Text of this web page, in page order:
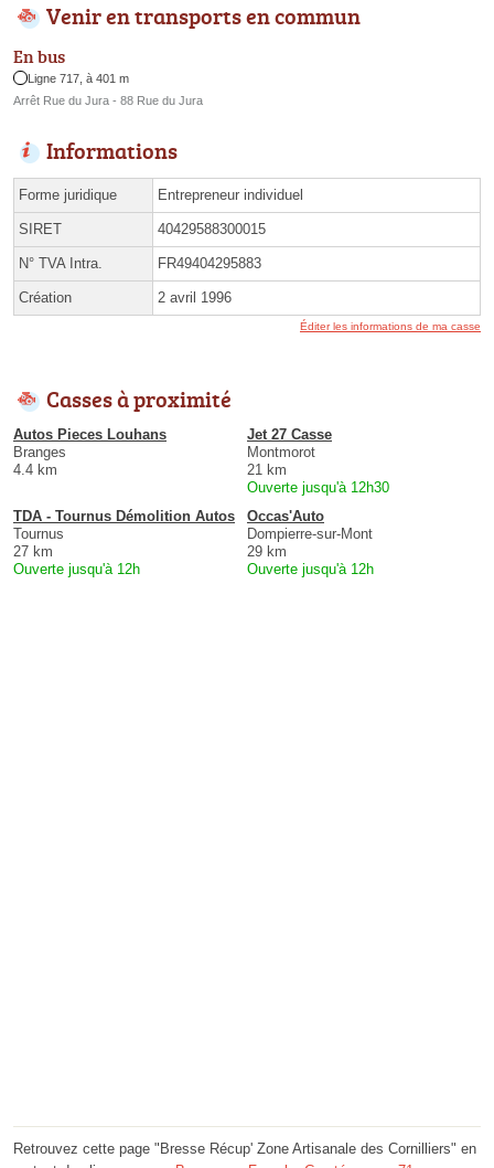
Venir en transports en commun
En bus
Ligne 717, à 401 m
Arrêt Rue du Jura - 88 Rue du Jura
Informations
Forme juridique Entrepreneur individuel
SIRET 40429588300015
N° TVA Intra. FR49404295883
Création 2 avril 1996
Éditer les informations de ma casse
Casses à proximité
Autos Pieces Louhans
Branges
4.4 km
Jet 27 Casse
Montmorot
21 km
Ouverte jusqu'à 12h30
TDA - Tournus Démolition Autos
Tournus
27 km
Ouverte jusqu'à 12h
Occas'Auto
Dompierre-sur-Mont
29 km
Ouverte jusqu'à 12h
Retrouvez cette page "Bresse Récup' Zone Artisanale des Cornilliers" en